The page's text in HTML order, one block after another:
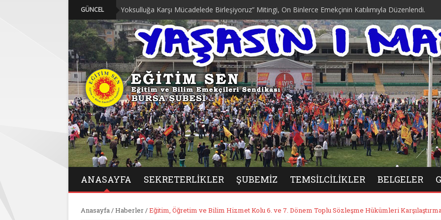
GÜNCEL
“Geçinemiyoruz, Yoksulluğa Karşı Mücadelede Birleşiyoruz” Mitingi, On Binlerce Emekçinin Katılımıyla Düzenlendi.
ANASAYFA SEKRETERLIKLER ŞUBEMIZ TEMSILCILIKLER BELGELER
Anasayfa/Haberler/Eğitim, Öğretim ve Bilim Hizmet Kolu 6. ve 7. Dönem Toplu Sözleşme Hükümleri